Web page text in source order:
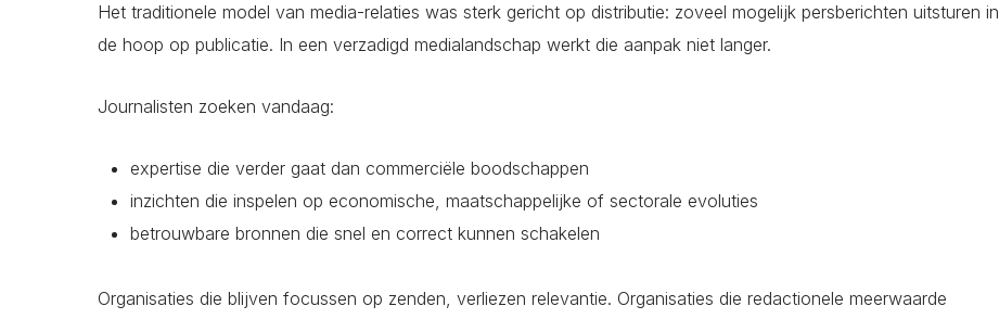
Het traditionele model van media-relaties was sterk gericht op distributie: zoveel mogelijk persberichten uitsturen in
de hoop op publicatie. In een verzadigd medialandschap werkt die aanpak niet langer.
Journalisten zoeken vandaag:
expertise die verder gaat dan commerciële boodschappen
inzichten die inspelen op economische, maatschappelijke of sectorale evoluties
betrouwbare bronnen die snel en correct kunnen schakelen
Organisaties die blijven focussen op zenden, verliezen relevantie. Organisaties die redactionele meerwaarde